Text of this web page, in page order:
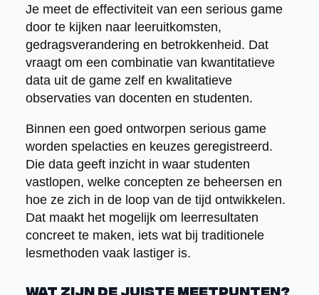
Je meet de effectiviteit van een serious game
door te kijken naar leeruitkomsten,
gedragsverandering en betrokkenheid. Dat
vraagt om een combinatie van kwantitatieve
data uit de game zelf en kwalitatieve
observaties van docenten en studenten.
Binnen een goed ontworpen serious game
worden spelacties en keuzes geregistreerd.
Die data geeft inzicht in waar studenten
vastlopen, welke concepten ze beheersen en
hoe ze zich in de loop van de tijd ontwikkelen.
Dat maakt het mogelijk om leerresultaten
concreet te maken, iets wat bij traditionele
lesmethoden vaak lastiger is.